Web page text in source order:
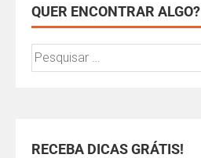
QUER ENCONTRAR ALGO?
RECEBA DICAS GRÁTIS!